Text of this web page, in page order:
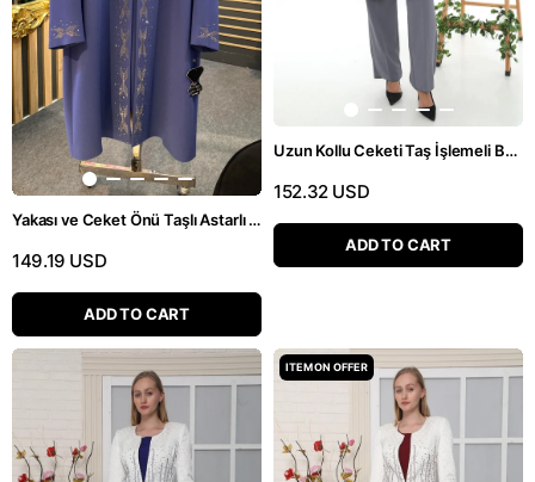
Yakası ve Ceket Önü Taşlı Astarlı Mavi Üçlü Pantolonlu Takım
149.19 USD
ADD TO CART
Uzun Kollu Ceketi Taş İşlemeli Büyük Beden Üçlü Pantolonlu Takım
152.32 USD
ADD TO CART
ITEM ON OFFER